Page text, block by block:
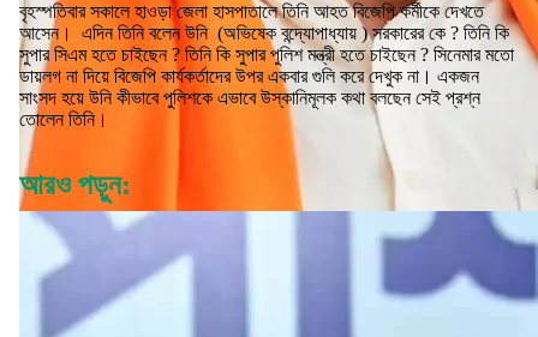
বৃহস্পতিবার সকালে হাওড়া জেলা হাসপাতালে তিনি আহত বিজেপি কর্মীকে দেখতে
আসেন। এদিন তিনি বলেন উনি (অভিষেক বন্দ্যোপাধ্যায় ) সরকারের কে ? তিনি কি
সুপার সিএম হতে চাইছেন ? তিনি কি সুপার পুলিশ মন্ত্রী হতে চাইছেন ? সিনেমার মতো
ডায়লগ না দিয়ে বিজেপি কার্যকর্তাদের উপর একবার গুলি করে দেখুক না। একজন
সাংসদ হয়ে উনি কীভাবে পুলিশকে এভাবে উস্কানিমূলক কথা বলছেন সেই প্রশ্ন
তোলেন তিনি।
আরও পড়ুন: